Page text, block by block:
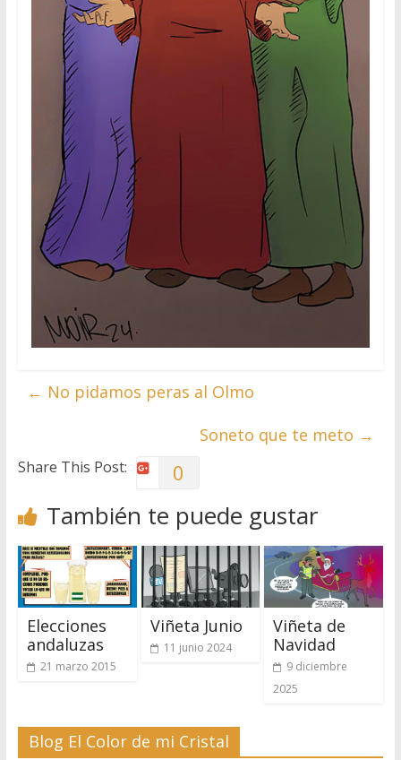
← No pidamos peras al Olmo
Soneto que te meto →
Share This Post: 0
También te puede gustar
Elecciones
andaluzas
21 marzo 2015
Viñeta Junio
11 junio 2024
Viñeta de
Navidad
9 diciembre
2025
Blog El Color de mi Cristal